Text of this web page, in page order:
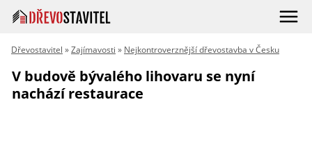
Dřevostavitel »Zajímavosti » Nejkontroverznější dřevostavba v Česku
V budově bývalého lihovaru se nyní
nachází restaurace